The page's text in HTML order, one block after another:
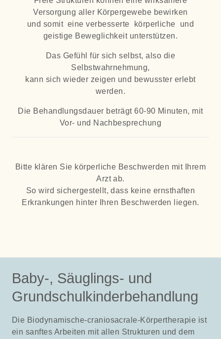
Versorgung aller Körpergewebe bewirken
und somit eine verbesserte körperliche und
geistige Beweglichkeit unterstützen.
Das Gefühl für sich selbst, also die
Selbstwahrnehmung,
kann sich wieder zeigen und bewusster erlebt
werden.
Die Behandlungsdauer beträgt 60-90 Minuten, mit
Vor- und Nachbesprechung
Bitte klären Sie körperliche Beschwerden mit Ihrem
Arzt ab.
So wird sichergestellt, dass keine ernsthaften
Erkrankungen hinter Ihren Beschwerden liegen.
Baby-, Säuglings- und
Grundschulkinderbehandlung
Die Biodynamische-craniosacrale-Körpertherapie ist
ein sanftes Arbeiten mit allen Strukturen und dem